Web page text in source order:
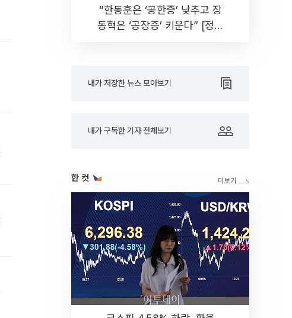
“한동훈은 ‘공한증’ 낮추고 장
동혁은 ‘공장증’ 키운다” [정치
내가 저장한 뉴스 모아보기
내가 구독한 기자 전체보기
한 컷